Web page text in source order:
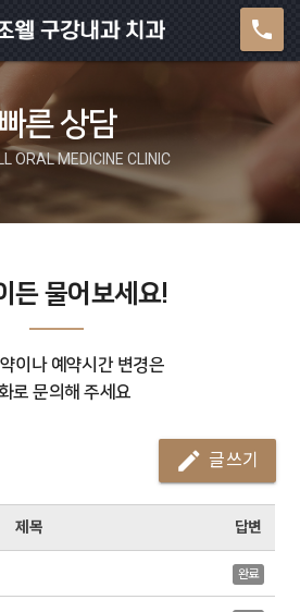
phone
른 상담
ORAL MEDICINE CLINIC
든 물어보세요!
이나 예약시간 변경은
로 문의해 주세요
mode_edit 글쓰기
제목 답변
완료